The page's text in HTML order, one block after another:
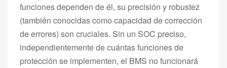
funciones dependen de él, su precisión y robustez
(también conocidas como capacidad de corrección
de errores) son cruciales. Sin un SOC preciso,
independientemente de cuántas funciones de
protección se implementen, el BMS no funcionará